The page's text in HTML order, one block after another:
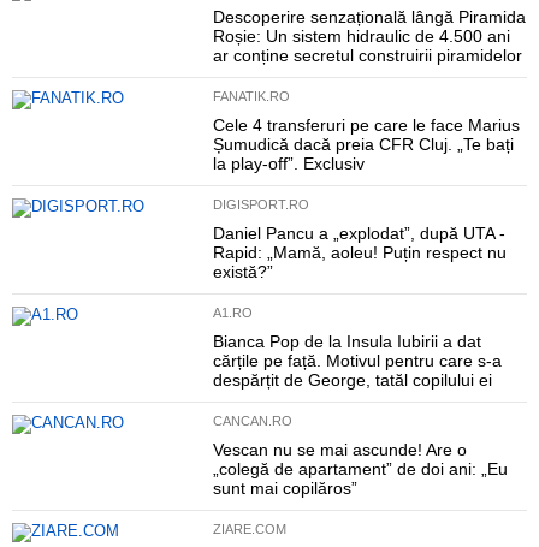
Descoperire senzațională lângă Piramida
Roșie: Un sistem hidraulic de 4.500 ani
ar conține secretul construirii piramidelor
FANATIK.RO
Cele 4 transferuri pe care le face Marius
Șumudică dacă preia CFR Cluj. „Te bați
la play-off”. Exclusiv
DIGISPORT.RO
Daniel Pancu a „explodat”, după UTA -
Rapid: „Mamă, aoleu! Puțin respect nu
există?”
A1.RO
Bianca Pop de la Insula Iubirii a dat
cărțile pe față. Motivul pentru care s-a
despărțit de George, tatăl copilului ei
CANCAN.RO
Vescan nu se mai ascunde! Are o
„colegă de apartament” de doi ani: „Eu
sunt mai copilăros”
ZIARE.COM